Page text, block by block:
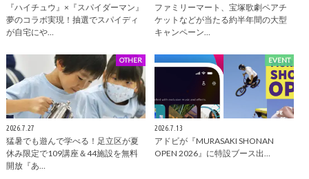
『ハイチュウ』×『スパイダーマン』
夢のコラボ実現！抽選でスパイディ
が自宅にや…
ファミリーマート、宝塚歌劇ペアチ
ケットなどが当たる約半年間の大型
キャンペーン…
OTHER
2026.7.27
猛暑でも遊んで学べる！足立区が夏
休み限定で109講座＆44施設を無料
開放『あ…
EVENT
2026.7.13
アドビが『MURASAKI SHONAN
OPEN 2026』に特設ブース出…